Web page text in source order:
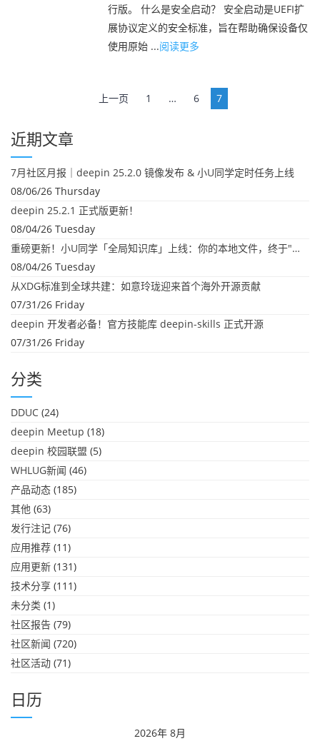
行版。 什么是安全启动？ 安全启动是UEFI扩
展协议定义的安全标准，旨在帮助确保设备仅
使用原始 ...阅读更多
航
上一页 1 … 6 7
近期文章
7月社区月报｜deepin 25.2.0 镜像发布 & 小U同学定时任务上线
08/06/26 Thursday
deepin 25.2.1 正式版更新！
08/04/26 Tuesday
重磅更新！小U同学「全局知识库」上线：你的本地文件，终于"活"起来了
08/04/26 Tuesday
从XDG标准到全球共建：如意玲珑迎来首个海外开源贡献
07/31/26 Friday
deepin 开发者必备！官方技能库 deepin-skills 正式开源
07/31/26 Friday
分类
DDUC (24)
deepin Meetup (18)
deepin 校园联盟 (5)
WHLUG新闻 (46)
产品动态 (185)
其他 (63)
发行注记 (76)
应用推荐 (11)
应用更新 (131)
技术分享 (111)
未分类 (1)
社区报告 (79)
社区新闻 (720)
社区活动 (71)
日历
2026年 8月